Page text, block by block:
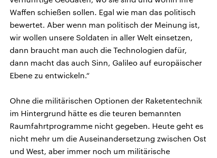
Waffen schießen sollen. Egal wie man das politisch
bewertet. Aber wenn man politisch der Meinung ist,
wir wollen unsere Soldaten in aller Welt einsetzen,
dann braucht man auch die Technologien dafür,
dann macht das auch Sinn, Galileo auf europäischer
Ebene zu entwickeln.“
Ohne die militärischen Optionen der Raketentechnik
im Hintergrund hätte es die teuren bemannten
Raumfahrtprogramme nicht gegeben. Heute geht es
nicht mehr um die Auseinandersetzung zwischen Ost
und West, aber immer noch um militärische